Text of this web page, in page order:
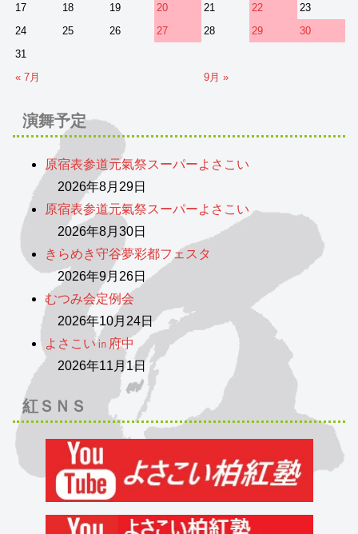
17
18 19 20 21 22
23
24
25 26 27 28 29
30
31
« 7月
9月 »
演舞予定
原宿表参道元氣祭スーパーよさこい
2026年8月29日
原宿表参道元氣祭スーパーよさこい
2026年8月30日
きらめき守谷夢彩都フェスタ
2026年9月26日
むつみ会定例会
2026年10月24日
よさこい㏌府中
2026年11月1日
紅ＳＮＳ